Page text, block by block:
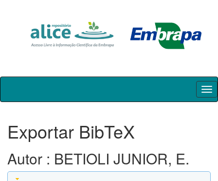
Skip
Exportar BibTeX
Autor : BETIOLI JUNIOR, E.